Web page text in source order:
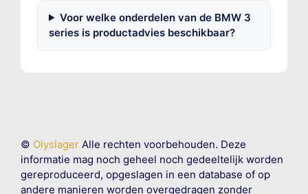
Voor welke onderdelen van de BMW 3
series is productadvies beschikbaar?
© OlyslagerAlle rechten voorbehouden. Deze
informatie mag noch geheel noch gedeeltelijk worden
gereproduceerd, opgeslagen in een database of op
andere manieren worden overgedragen zonder